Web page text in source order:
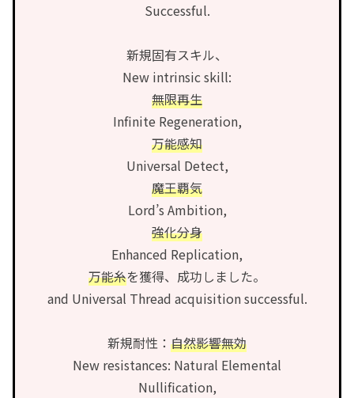
Successful.
新規固有スキル、
New intrinsic skill:
無限再生
Infinite Regeneration,
万能感知
Universal Detect,
魔王覇気
Lord’s Ambition,
強化分身
Enhanced Replication,
万能糸を獲得、成功しました。
and Universal Thread acquisition successful.
新規耐性： 自然影響無効
New resistances: Natural Elemental
Nullification,